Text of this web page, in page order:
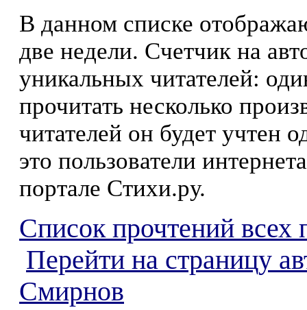
В данном списке
две недели. Счетчик на
уникальных читателей:
прочитать несколько
читателей он будет учтен
это пользователи
портале Стихи.ру.
Список прочтений всех
Перейти на страницу
Смирнов